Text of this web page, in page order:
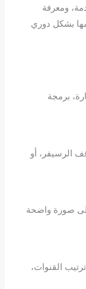
ومعرفة
بشكل دوري
برمجة
الرسيفر، أو
صورة واضحة
القنوات،